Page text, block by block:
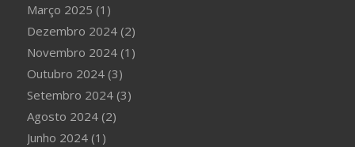
Março 2025 (1)
Dezembro 2024(2)
Novembro 2024(1)
Outubro 2024(3)
Setembro 2024(3)
Agosto 2024(2)
Junho 2024(1)